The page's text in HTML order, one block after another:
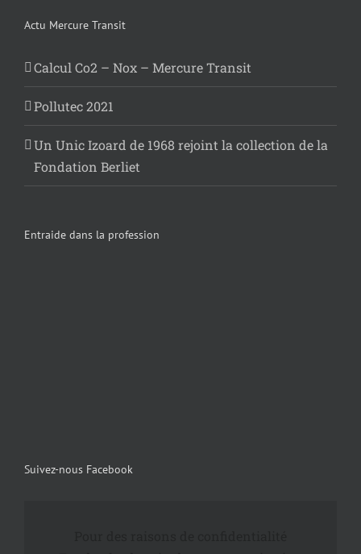
Actu Mercure Transit
Calcul Co2 – Nox – Mercure Transit
Pollutec 2021
Un Unic Izoard de 1968 rejoint la collection de la
Fondation Berliet
Entraide dans la profession
Suivez-nous Facebook